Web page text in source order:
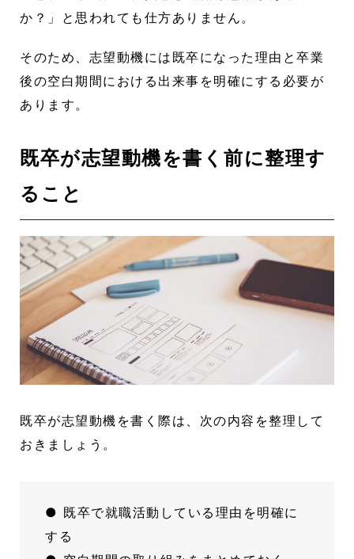
か？」と思われても仕方ありません。
そのため、志望動機には既卒になった理由と卒業
後の空白期間における出来事を明確にする必要が
あります。
既卒が志望動機を書く前に整理す
ること
既卒が志望動機を書く際は、次の内容を整理して
おきましょう。
● 既卒で就職活動している理由を明確に
する